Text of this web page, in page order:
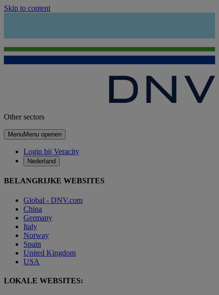
Skip to content
Other sectors
MenuMenu openen
Login bij Veracity
Nederland
BELANGRIJKE WEBSITES
Global - DNV.com
China
Germany
Italy
Norway
Spain
United Kingdom
USA
LOKALE WEBSITES: